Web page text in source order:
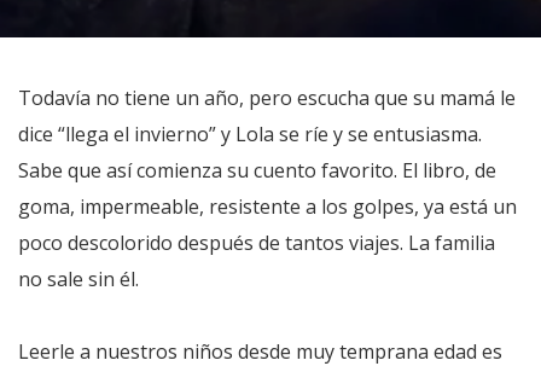
Todavía no tiene un año, pero escucha que su mamá le
dice “llega el invierno” y Lola se ríe y se entusiasma.
Sabe que así comienza su cuento favorito. El libro, de
goma, impermeable, resistente a los golpes, ya está un
poco descolorido después de tantos viajes. La familia
no sale sin él.
Leerle a nuestros niños desde muy temprana edad es